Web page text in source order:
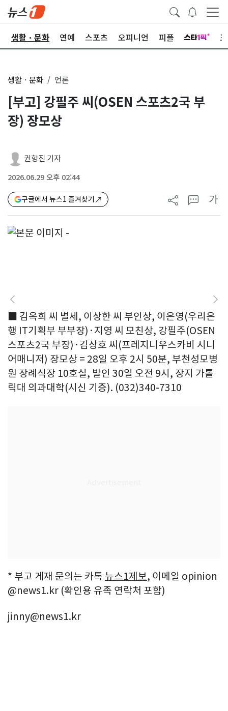
생활ㆍ문화 연예 스포츠 오피니언 피플
생활ㆍ문화 언론
[부고] 강필주 씨(OSEN 스포츠2국 부
장) 장모상
권형진 기자
2026.06.29 오후 02:44
구글에서 뉴스1 즐겨찾기 가
■ 김옥희 씨 별세, 이상한 씨 부인상, 이은영(우리은
행 IT기획부 부부장)·지영 씨 모친상, 강필주(OSEN
스포츠2국 부장)·김상호 씨(프레지니우스카비 시니
어매니저) 장모상 = 28일 오후 2시 50분, 부천성모병
원 장례식장 10호실, 발인 30일 오전 9시, 장지 가톨
릭대 의과대학(시신 기증). (032)340-7310
* 부고 게재 문의는 카톡 뉴스1제보, 이메일 opinion
@news1.kr (확인용 유족 연락처 포함)
jinny@news1.kr